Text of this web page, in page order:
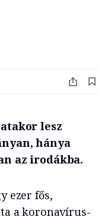
lesz
hánya
az irodákba.
ezer fős,
a koronavírus-